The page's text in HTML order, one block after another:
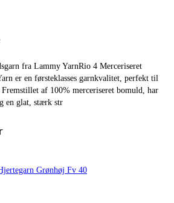
fra Lammy YarnRio 4 Merceriseret
er en førsteklasses garnkvalitet, perfekt til
af 100% merceriseret bomuld, har
en glat, stærk str